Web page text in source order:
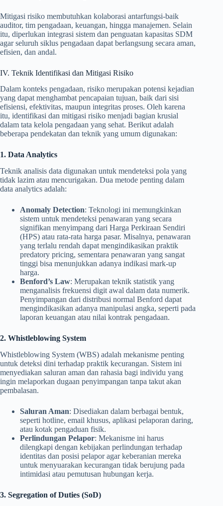
Mitigasi risiko membutuhkan kolaborasi antarfungsi-baik
auditor, tim pengadaan, keuangan, hingga manajemen. Selain
itu, diperlukan integrasi sistem dan penguatan kapasitas SDM
agar seluruh siklus pengadaan dapat berlangsung secara aman,
efisien, dan andal.
IV. Teknik Identifikasi dan Mitigasi Risiko
Dalam konteks pengadaan, risiko merupakan potensi kejadian
yang dapat menghambat pencapaian tujuan, baik dari sisi
efisiensi, efektivitas, maupun integritas proses. Oleh karena
itu, identifikasi dan mitigasi risiko menjadi bagian krusial
dalam tata kelola pengadaan yang sehat. Berikut adalah
beberapa pendekatan dan teknik yang umum digunakan:
1. Data Analytics
Teknik analisis data digunakan untuk mendeteksi pola yang
tidak lazim atau mencurigakan. Dua metode penting dalam
data analytics adalah:
Anomaly Detection: Teknologi ini memungkinkan
sistem untuk mendeteksi penawaran yang secara
signifikan menyimpang dari Harga Perkiraan Sendiri
(HPS) atau rata-rata harga pasar. Misalnya, penawaran
yang terlalu rendah dapat mengindikasikan praktik
predatory pricing, sementara penawaran yang sangat
tinggi bisa menunjukkan adanya indikasi mark-up
harga.
Benford’s Law: Merupakan teknik statistik yang
menganalisis frekuensi digit awal dalam data numerik.
Penyimpangan dari distribusi normal Benford dapat
mengindikasikan adanya manipulasi angka, seperti pada
laporan keuangan atau nilai kontrak pengadaan.
2. Whistleblowing System
Whistleblowing System (WBS) adalah mekanisme penting
untuk deteksi dini terhadap praktik kecurangan. Sistem ini
menyediakan saluran aman dan rahasia bagi individu yang
ingin melaporkan dugaan penyimpangan tanpa takut akan
pembalasan.
Saluran Aman: Disediakan dalam berbagai bentuk,
seperti hotline, email khusus, aplikasi pelaporan daring,
atau kotak pengaduan fisik.
Perlindungan Pelapor: Mekanisme ini harus
dilengkapi dengan kebijakan perlindungan terhadap
identitas dan posisi pelapor agar keberanian mereka
untuk menyuarakan kecurangan tidak berujung pada
intimidasi atau pemutusan hubungan kerja.
3. Segregation of Duties (SoD)